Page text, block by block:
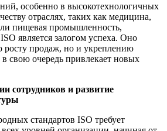
особенно в высокотехнологичных
отраслях, таких как медицина,
пищевая промышленность,
является залогом успеха. Оно
росту продаж, но и укреплению
свою очередь привлекает новых
сотрудников и развитие
стандартов ISO требует